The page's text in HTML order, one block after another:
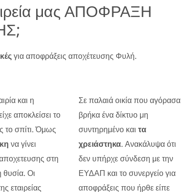
μας ΑΠΟΦΡΑΞΗ
για αποφράξεις αποχέτευσης Φυλή.
και η
αποκλείσει το
το σπίτι. Όμως
να γίνει
στη
Οι
εταιρείας
Σε παλαιά οικία που αγόρασα
βρήκα ένα δίκτυο μη
συντηρημένο και τα
χρειάστηκα. Ανακάλυψα ότι
δεν υπήρχε σύνδεση με την
ΕΥΔΑΠ και το συνεργείο για
αποφράξεις που ήρθε είπε